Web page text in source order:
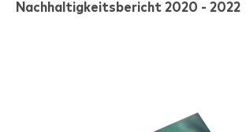
Nachhaltigkeitsbericht 2020 - 2022